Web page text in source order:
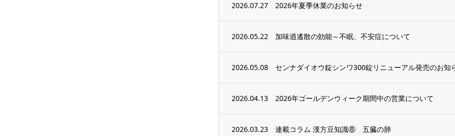
2026.07.27 2026年夏季休業のお知らせ
2026.05.22 加味逍遙散の効能～不眠、不安症について
2026.05.08 センナダイオウ錠シンワ300錠リニューアル発売のお知
2026.04.13 2026年ゴールデンウィーク期間中の営業について
2026.03.23 連載コラム 漢方豆知識⑧ 五臓の肺